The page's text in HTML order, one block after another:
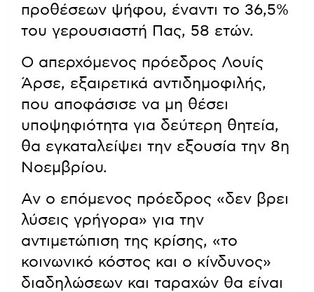
προθέσεων ψήφου, έναντι το 36,5%
του γερουσιαστή Πας, 58 ετών.
Ο απερχόμενος πρόεδρος Λουίς
Άρσε, εξαιρετικά αντιδημοφιλής,
που αποφάσισε να μη θέσει
υποψηφιότητα για δεύτερη θητεία,
θα εγκαταλείψει την εξουσία την 8η
Νοεμβρίου.
Αν ο επόμενος πρόεδρος «δεν βρει
λύσεις γρήγορα» για την
αντιμετώπιση της κρίσης, «το
κοινωνικό κόστος και ο κίνδυνος»
διαδηλώσεων και ταραχών θα είναι